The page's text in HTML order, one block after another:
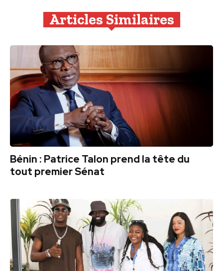
Articles Similaires
Bénin : Patrice Talon prend la tête du
tout premier Sénat